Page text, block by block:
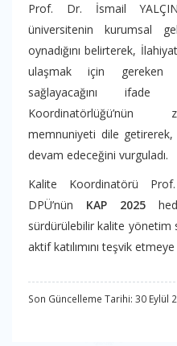
Prof. Dr. İsmail
üniversitenin kurumsal
oynadığını belirterek,
ulaşmak için gereken
sağlayacağını
Koordinatörlüğü’nün
memnuniyeti dile
devam edeceğini vurguladı.
Kalite Koordinatörü
DPÜ’nün KAP 2025
sürdürülebilir kalite
aktif katılımını teşvik
Son Güncelleme Tarihi: 30 Eylül